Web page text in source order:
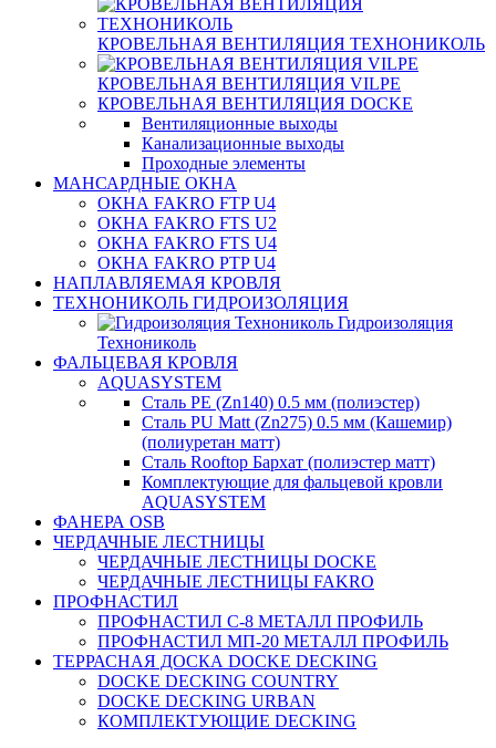
КРОВЕЛЬНАЯ ВЕНТИЛЯЦИЯ ТЕХНОНИКОЛЬ
КРОВЕЛЬНАЯ ВЕНТИЛЯЦИЯ VILPE
КРОВЕЛЬНАЯ ВЕНТИЛЯЦИЯ DOCKE
Вентиляционные выходы
Канализационные выходы
Проходные элементы
МАНСАРДНЫЕ ОКНА
ОКНА FAKRO FTP U4
ОКНА FAKRO FTS U2
ОКНА FAKRO FTS U4
ОКНА FAKRO PTP U4
НАПЛАВЛЯЕМАЯ КРОВЛЯ
ТЕХНОНИКОЛЬ ГИДРОИЗОЛЯЦИЯ
Гидроизоляция
Технониколь
ФАЛЬЦЕВАЯ КРОВЛЯ
AQUASYSTEM
Сталь PE (Zn140) 0.5 мм (полиэстер)
Сталь PU Matt (Zn275) 0.5 мм (Кашемир)
(полиуретан матт)
Сталь Rooftop Бархат (полиэстер матт)
Комплектующие для фальцевой кровли
AQUASYSTEM
ФАНЕРА OSB
ЧЕРДАЧНЫЕ ЛЕСТНИЦЫ
ЧЕРДАЧНЫЕ ЛЕСТНИЦЫ DOCKE
ЧЕРДАЧНЫЕ ЛЕСТНИЦЫ FAKRO
ПРОФНАСТИЛ
ПРОФНАСТИЛ C-8 МЕТАЛЛ ПРОФИЛЬ
ПРОФНАСТИЛ МП-20 МЕТАЛЛ ПРОФИЛЬ
ТЕРРАСНАЯ ДОСКА DOCKE DECKING
DOCKE DECKING COUNTRY
DOCKE DECKING URBAN
КОМПЛЕКТУЮЩИЕ DECKING